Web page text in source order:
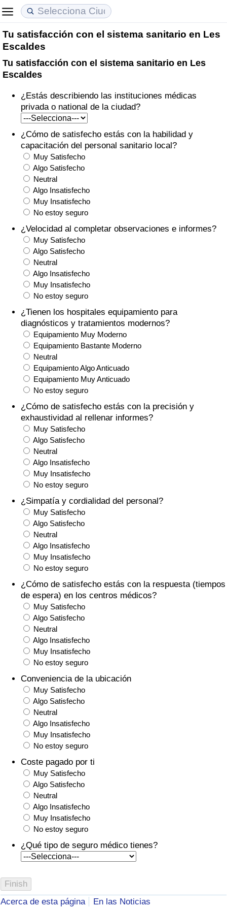
Tu satisfacción con el sistema sanitario en Les
Escaldes
Tu satisfacción con el sistema sanitario en Les
Escaldes
¿Estás describiendo las instituciones médicas
privada o national de la ciudad?
¿Cómo de satisfecho estás con la habilidad y
capacitación del personal sanitario local?
Muy Satisfecho
Algo Satisfecho
Neutral
Algo Insatisfecho
Muy Insatisfecho
No estoy seguro
¿Velocidad al completar observaciones e informes?
Muy Satisfecho
Algo Satisfecho
Neutral
Algo Insatisfecho
Muy Insatisfecho
No estoy seguro
¿Tienen los hospitales equipamiento para
diagnósticos y tratamientos modernos?
Equipamiento Muy Moderno
Equipamiento Bastante Moderno
Neutral
Equipamiento Algo Anticuado
Equipamiento Muy Anticuado
No estoy seguro
¿Cómo de satisfecho estás con la precisión y
exhaustividad al rellenar informes?
Muy Satisfecho
Algo Satisfecho
Neutral
Algo Insatisfecho
Muy Insatisfecho
No estoy seguro
¿Simpatía y cordialidad del personal?
Muy Satisfecho
Algo Satisfecho
Neutral
Algo Insatisfecho
Muy Insatisfecho
No estoy seguro
¿Cómo de satisfecho estás con la respuesta (tiempos
de espera) en los centros médicos?
Muy Satisfecho
Algo Satisfecho
Neutral
Algo Insatisfecho
Muy Insatisfecho
No estoy seguro
Conveniencia de la ubicación
Muy Satisfecho
Algo Satisfecho
Neutral
Algo Insatisfecho
Muy Insatisfecho
No estoy seguro
Coste pagado por ti
Muy Satisfecho
Algo Satisfecho
Neutral
Algo Insatisfecho
Muy Insatisfecho
No estoy seguro
¿Qué tipo de seguro médico tienes?
Acerca de esta página En las Noticias
Coste de vida
Índice de Costo de Vida (Actual)
Índice de Costo de Vida
Índice de costo de vida por país
en aqaba
Precios de las propiedades
Índice de Precios de Inmuebles (Actual)
Índice de Precios de Inmuebles
Índice de Precios de Inmuebles por País
Calidad de Vida
Índice de Calidad de Vida
Índice de Calidad de Vida (Actual)
Índice de calidad de vida por país
Delincuencia
Calificación del Índice de Criminalidad
(Actual)
Índice de Criminalidad
Índice de criminalidad por país
Sanidad
Índice de Sanidad (Actual)
Índice de Sanidad
Índice de Sanidad por País
Contaminación
Índice de Contaminación (Actual)
Índice de contaminación
Índice de Contaminación por País
Tráfico
Índice de Tráfico
Índice de Tráfico (Actual)
Índice de Tráfico por País